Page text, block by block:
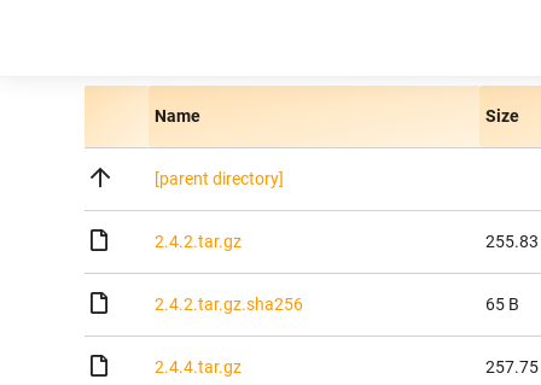
Name Size
[parent directory]
2.4.2.tar.gz 255.83
2.4.2.tar.gz.sha256 65 B
2.4.4.tar.gz 257.75